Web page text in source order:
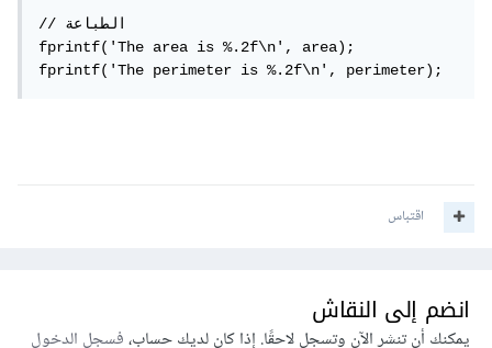
// الطباعة
fprintf('The area is %.2f\n', area);
fprintf('The perimeter is %.2f\n', perimeter);
اقتباس
انضم إلى النقاش
يمكنك أن تنشر الآن وتسجل لاحقًا. إذا كان لديك حساب،فسجل الدخول